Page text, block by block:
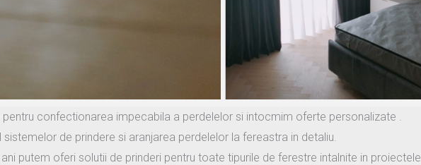
confectionarea impecabila a perdelelor si intocmim oferte personalizate .
de prindere si aranjarea perdelelor la fereastra in detaliu.
putem oferi solutii de prinderi pentru toate tipurile de ferestre intalnite in proiectele